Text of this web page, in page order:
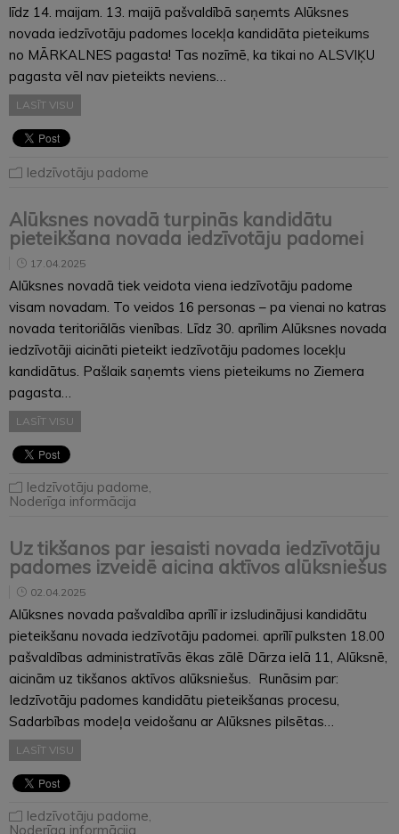
līdz 14. maijam. 13. maijā pašvaldībā saņemts Alūksnes
novada iedzīvotāju padomes locekļa kandidāta pieteikums
no MĀRKALNES pagasta! Tas nozīmē, ka tikai no ALSVIĶU
pagasta vēl nav pieteikts neviens…
LASĪT VISU
Iedzīvotāju padome
Alūksnes novadā turpinās kandidātu
pieteikšana novada iedzīvotāju padomei
17.04.2025
Alūksnes novadā tiek veidota viena iedzīvotāju padome
visam novadam. To veidos 16 personas – pa vienai no katras
novada teritoriālās vienības. Līdz 30. aprīlim Alūksnes novada
iedzīvotāji aicināti pieteikt iedzīvotāju padomes locekļu
kandidātus. Pašlaik saņemts viens pieteikums no Ziemera
pagasta…
LASĪT VISU
Iedzīvotāju padome
Noderīga informācija
Uz tikšanos par iesaisti novada iedzīvotāju
padomes izveidē aicina aktīvos alūksniešus
02.04.2025
Alūksnes novada pašvaldība aprīlī ir izsludinājusi kandidātu
pieteikšanu novada iedzīvotāju padomei. aprīlī pulksten 18.00
pašvaldības administratīvās ēkas zālē Dārza ielā 11, Alūksnē,
aicinām uz tikšanos aktīvos alūksniešus. Runāsim par:
Iedzīvotāju padomes kandidātu pieteikšanas procesu,
Sadarbības modeļa veidošanu ar Alūksnes pilsētas…
LASĪT VISU
Iedzīvotāju padome
Noderīga informācija